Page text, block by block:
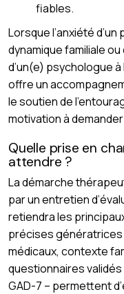
fiables.
Lorsque l’anxiété
dynamique familiale
d’un(e) psychologue
offre un
le soutien de
motivation à demander
Quelle prise en
attendre ?
La démarche
par un entretien
retiendra les
précises génératrices
médicaux, contexte
questionnaires
GAD-7 – permettent